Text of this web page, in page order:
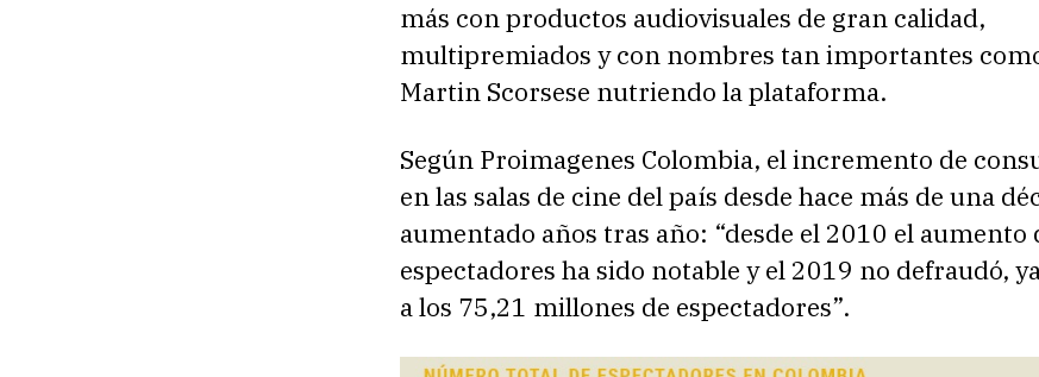
más con productos audiovisuales de gran calidad,
multipremiados y con nombres tan importantes
Martin Scorsese nutriendo la plataforma.
Según Proimagenes Colombia, el incremento de
en las salas de cine del país desde hace más de una
aumentado años tras año: “desde el 2010 el aumento
espectadores ha sido notable y el 2019 no defraudó,
a los 75,21 millones de espectadores”.